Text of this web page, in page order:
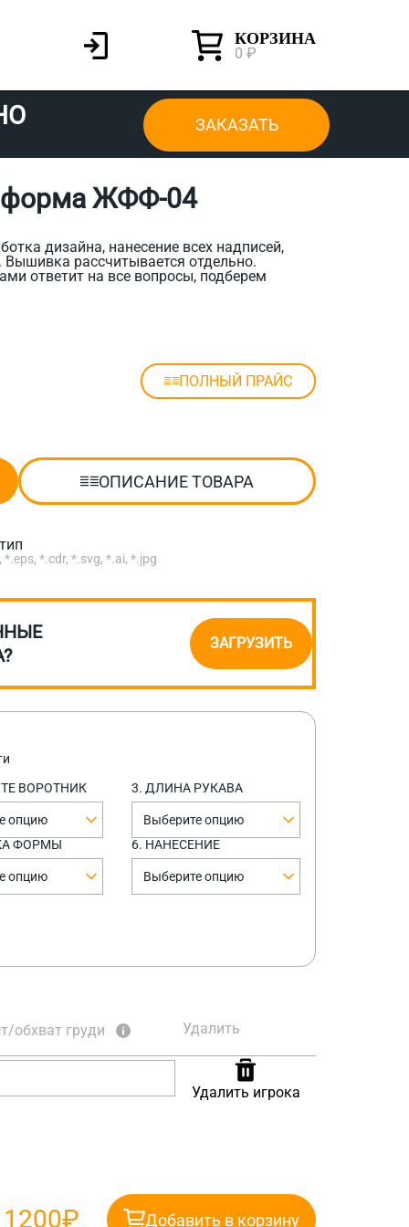
КОРЗИНА
0 ₽
ЗАКАЗАТЬ
форма ЖФФ-04
дизайна, нанесение всех надписей,
рассчитывается отдельно.
ответит на все вопросы, подберем
ПОЛНЫЙ ПРАЙС
ОПИСАНИЕ ТОВАРА
*.cdr, *.svg, *.ai, *.jpg
ЗАГРУЗИТЬ
ВОРОТНИК
опцию
3. ДЛИНА РУКАВА
Выберите опцию
ФОРМЫ
опцию
6. НАНЕСЕНИЕ
Выберите опцию
обхват груди Удалить
Удалить игрока
1200₽ Добавить в корзину